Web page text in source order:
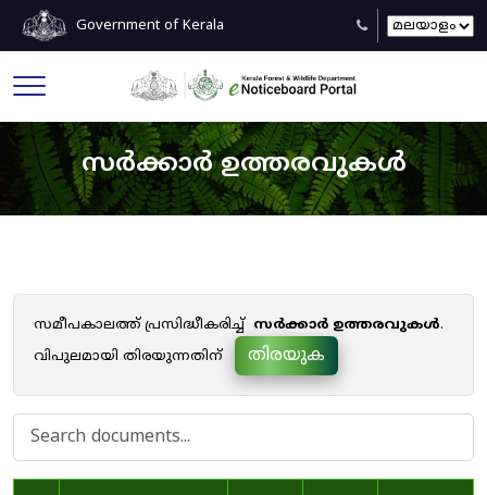
Government of Kerala
സർക്കാർ ഉത്തരവുകൾ
സമീപകാലത്ത് പ്രസിദ്ധീകരിച്ച് സർക്കാർ ഉത്തരവുകൾ.
വിപുലമായി തിരയുന്നതിന്
തിരയുക